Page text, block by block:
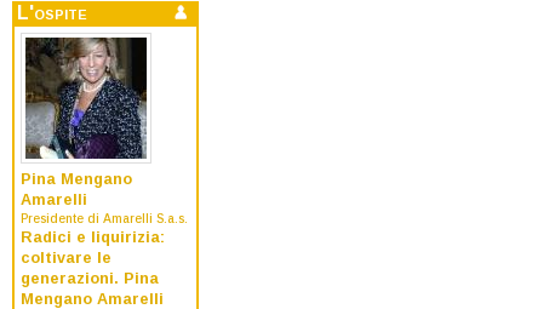
L'ospite
Pina Mengano
Amarelli
Presidente di Amarelli S.a.s.
Radici e liquirizia:
coltivare le
generazioni. Pina
Mengano Amarelli